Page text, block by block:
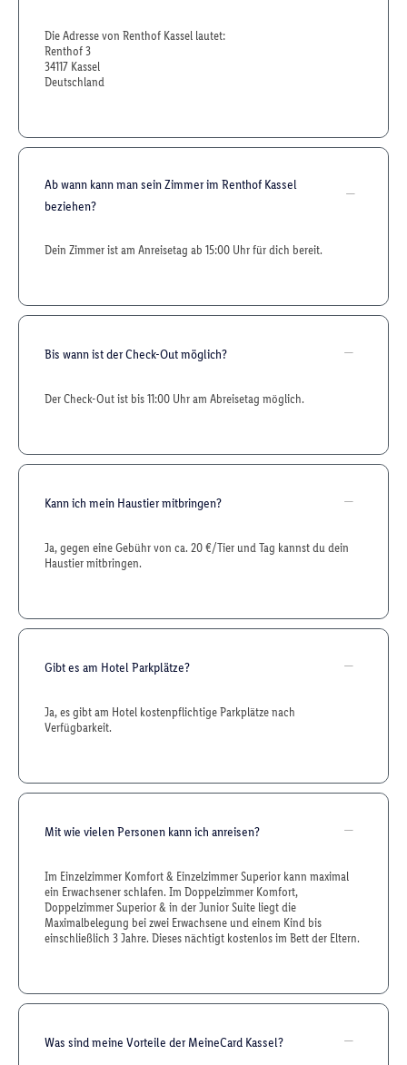
Die Adresse von Renthof Kassel lautet:
Renthof 3
34117 Kassel
Deutschland
Ab wann kann man sein Zimmer im Renthof Kassel
beziehen?
Dein Zimmer ist am Anreisetag ab 15:00 Uhr für dich bereit.
Bis wann ist der Check-Out möglich?
Der Check-Out ist bis 11:00 Uhr am Abreisetag möglich.
Kann ich mein Haustier mitbringen?
Ja, gegen eine Gebühr von ca. 20 €/Tier und Tag kannst du dein
Haustier mitbringen.
Gibt es am Hotel Parkplätze?
Ja, es gibt am Hotel kostenpflichtige Parkplätze nach
Verfügbarkeit.
Mit wie vielen Personen kann ich anreisen?
Im Einzelzimmer Komfort & Einzelzimmer Superior kann maximal
ein Erwachsener schlafen. Im Doppelzimmer Komfort,
Doppelzimmer Superior & in der Junior Suite liegt die
Maximalbelegung bei zwei Erwachsene und einem Kind bis
einschließlich 3 Jahre. Dieses nächtigt kostenlos im Bett der Eltern.
Was sind meine Vorteile der MeineCard Kassel?